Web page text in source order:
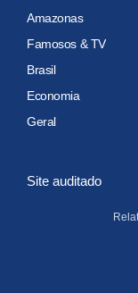
Amazonas
Famosos & TV
Brasil
Economia
Geral
Site auditado